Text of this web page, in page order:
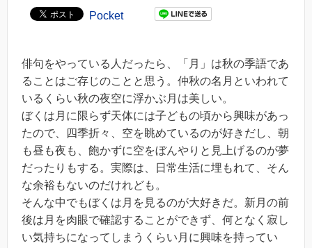
Pocket
俳句をやっている人だったら、「月」は秋の季語であ
ることはご存じのことと思う。仲秋の名月といわれて
いるくらい秋の夜空に浮かぶ月は美しい。
ぼくは月に限らず天体には子どもの頃から興味があっ
たので、四季折々、空を眺めているのが好きだし、朝
も昼も夜も、飽かずに空をぼんやりと見上げるのが夢
だったりもする。実際は、日常生活に埋もれて、そん
な余裕もないのだけれども。
そんな中でもぼくは月を見るのが大好きだ。新月の前
後は月を肉眼で確認することができず、何となく寂し
い気持ちになってしまうくらい月に興味を持ってい